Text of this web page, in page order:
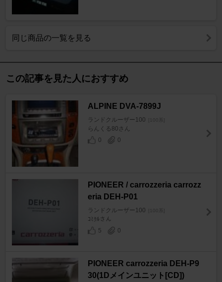
同じ商品の一覧を見る
この記事を見た人におすすめ
ALPINE DVA-7899J
ランドクルーザー100 [100系]
らんくる80さん
0
0
PIONEER / carrozzeria carrozz
eria DEH-P01
ランドクルーザー100 [100系]
ｺﾐｸﾙさん
5
0
PIONEER carrozzeria DEH-P9
30(1Dメインユニット[CD])